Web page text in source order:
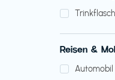
Reisen &
Automobil